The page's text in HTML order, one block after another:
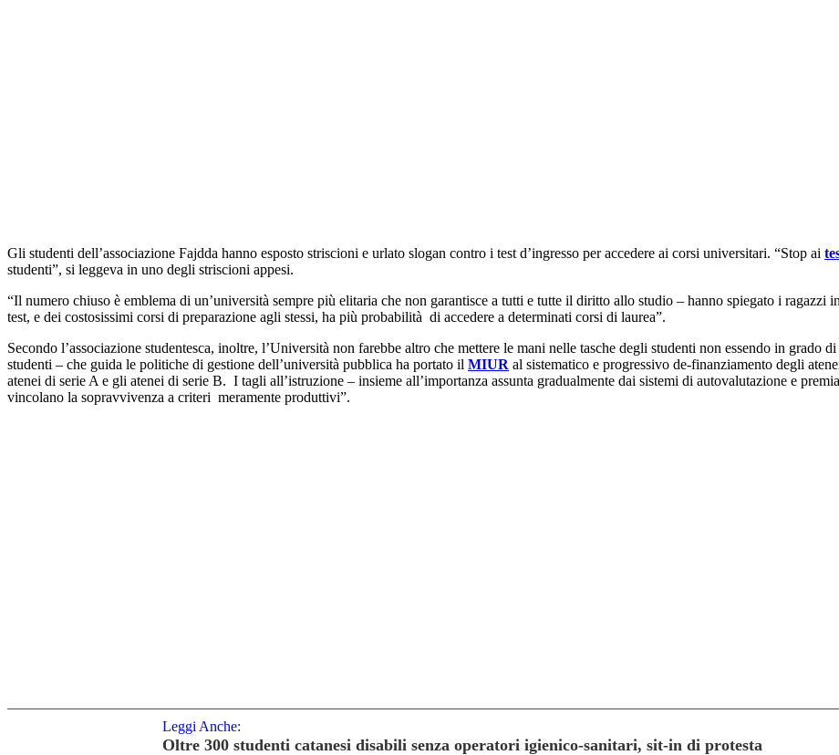
Gli studenti dell’associazione Fajdda hanno esposto striscioni e urlato slogan contro i test d’ingresso per accedere ai corsi universitari. “Stop ai
studenti”, si leggeva in uno degli striscioni appesi.
“Il numero chiuso è emblema di un’università sempre più elitaria che non garantisce a tutti e tutte il diritto allo studio – hanno spiegato i ragazzi
test, e dei costosissimi corsi di preparazione agli stessi, ha più probabilità di accedere a determinati corsi di laurea”.
Secondo l’associazione studentesca, inoltre, l’Università non farebbe altro che mettere le mani nelle tasche degli studenti non essendo in
studenti – che guida le politiche di gestione dell’università pubblica ha portato il MIUR al sistematico e progressivo de-finanziamento degli
atenei di serie A e gli atenei di serie B. I tagli all’istruzione – insieme all’importanza assunta gradualmente dai sistemi di autovalutazione e
vincolano la sopravvivenza a criteri meramente produttivi”.
Leggi Anche:
Oltre 300 studenti catanesi disabili senza operatori igienico-sanitari, sit-in di protesta